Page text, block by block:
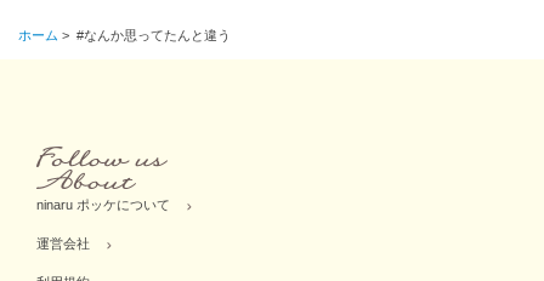
ホーム > #なんか思ってたんと違う
ninaru ポッケについて
運営会社